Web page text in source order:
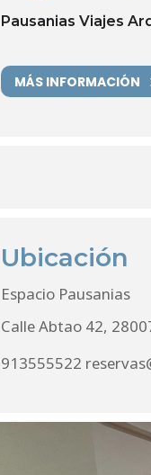
Pausanias Viajes
MÁS INFORMACIÓN
Ubicación
Espacio Pausanias
Calle Abtao 42,
913555522